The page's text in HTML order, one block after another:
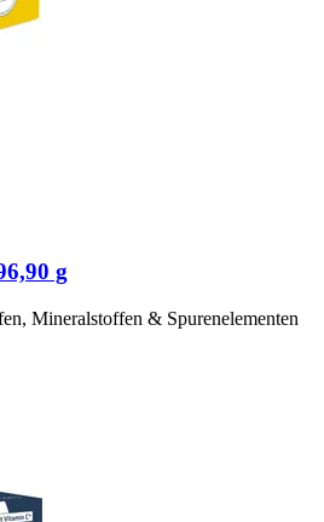
g
Mineralstoffen & Spurenelementen